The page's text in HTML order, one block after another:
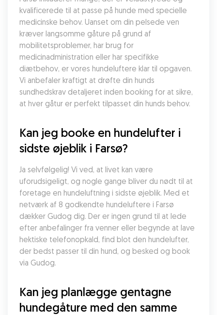
kvalificerede til at passe på hunde med specielle
medicinske behov. Uanset om din pelsede ven
kræver langsomme gåture på grund af
mobilitetsproblemer, har brug for
medicinadministration eller har specifikke
diætbehov, er vores hundeluftere klar til opgaven.
Vi anbefaler kraftigt at drøfte din hunds
sundhedskrav detaljeret inden booking for at sikre,
at hver gåtur er perfekt tilpasset din hunds behov.
Kan jeg booke en hundelufter i
sidste øjeblik i Farsø?
Ja selvfølgelig! Vi ved, at livet kan være
uforudsigeligt, og nogle gange bliver du nødt til at
foretage en hundeluftning i sidste øjeblik. Med et
netværk af 8 godkendte hundeluftere i Farsø
dækker Gudog dig. Der er ingen grund til at lede
efter anbefalinger fra venner eller begynde at lave
hektiske telefonopkald, find blot den hundelufter,
der bedst passer til din hund, og besked og book
via Gudog.
Kan jeg planlægge gentagne
hundegåture med den samme